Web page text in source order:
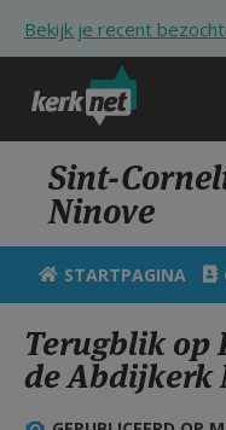
Bekijk je recent
KERK
ZOEKEN
HULP
Sint-
Ninove
STARTPAGINA
Terugblik op
de Abdijkerk